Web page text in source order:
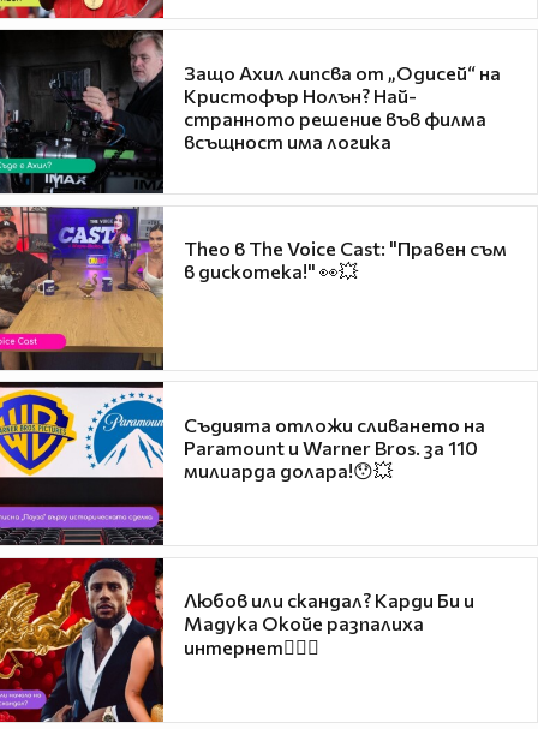
Защо Ахил липсва от „Одисей“ на
Кристофър Нолън? Най-
странното решение във филма
всъщност има логика
Theo в The Voice Cast: "Правен съм
в дискотека!" 👀💥
Съдията отложи сливането на
Paramount и Warner Bros. за 110
милиарда долара!😯💥
Любов или скандал? Карди Би и
Мадука Окойе разпалиха
интернет❤️‍🔥🔥